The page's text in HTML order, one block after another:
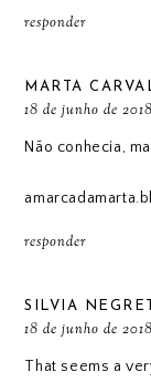
responder
MARTA
18 de junho de
Não conhecia,
responder
SILVIA
18 de junho de
That seems a